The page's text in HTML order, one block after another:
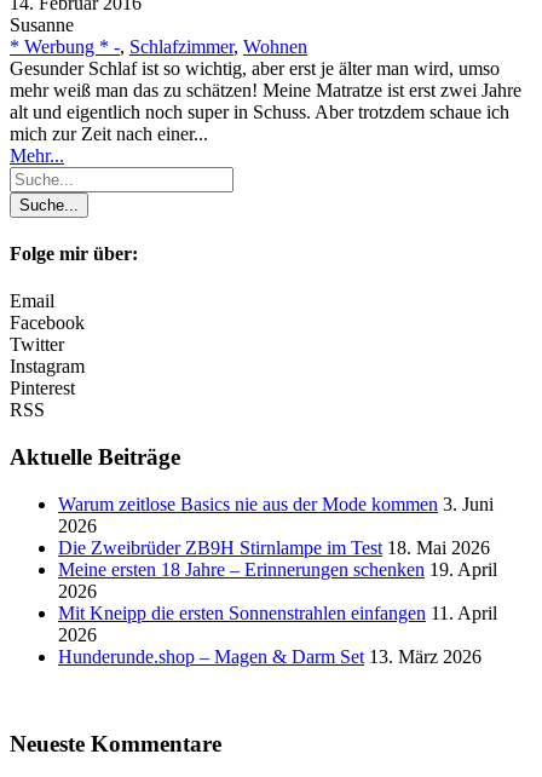
Susanne
* Werbung * -, Schlafzimmer, Wohnen
Gesunder Schlaf ist so wichtig, aber erst je älter man wird, umso
mehr weiß man das zu schätzen! Meine Matratze ist erst zwei Jahre
alt und eigentlich noch super in Schuss. Aber trotzdem schaue ich
mich zur Zeit nach einer...
Mehr...
Folge mir über:
Email
Facebook
Twitter
Instagram
Pinterest
RSS
Aktuelle Beiträge
Warum zeitlose Basics nie aus der Mode kommen 3. Juni
2026
Die Zweibrüder ZB9H Stirnlampe im Test 18. Mai 2026
Meine ersten 18 Jahre – Erinnerungen schenken 19. April
2026
Mit Kneipp die ersten Sonnenstrahlen einfangen 11. April
2026
Hunderunde.shop – Magen & Darm Set 13. März 2026
Neueste Kommentare